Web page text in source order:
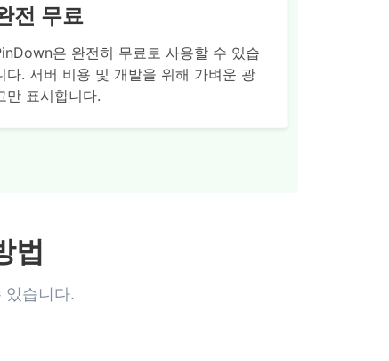
전 무료
은 완전히 무료로 사용할 수 있습
다. 서버 비용 및 개발을 위해 가벼운 광
만 표시합니다.
법
있습니다.